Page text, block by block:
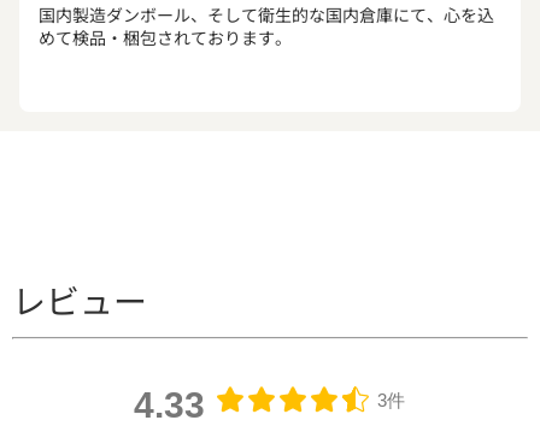
国内製造ダンボール、そして衛生的な国内倉庫にて、心を込
めて検品・梱包されております。
レビュー
4.33 3件